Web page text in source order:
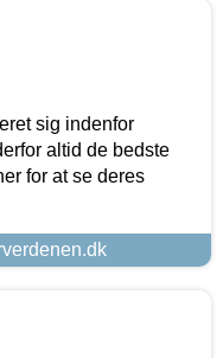
sig indenfor
altid de bedste
for at se deres